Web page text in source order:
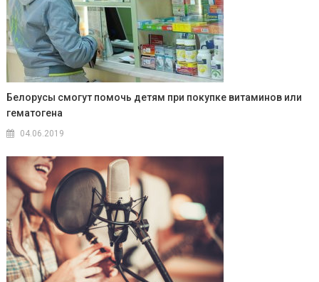
Белорусы смогут помочь детям при покупке витаминов или
гематогена
04.06.2019